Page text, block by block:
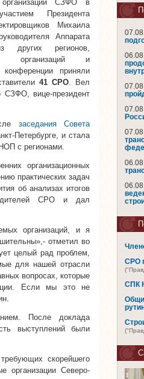
организаций СЗФО в
Президента
Михаила
Аппарата
регионов,
организаций и
приняли
41 СРО. Вел
вице-президент
заседания Совета
Петербурге, и стала
с регионами.
организационных
практических задач
об анализах итогов
СРО и дал
организаций, и я
отметил во
целый рад проблем,
для нашей отрасли
вопросах, которые
Если мы это не
После доклада
выступлений были
скорейшего
организации Северо-
СРО
СПК